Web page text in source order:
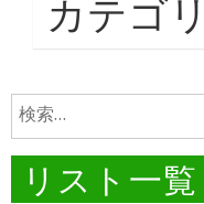
カテゴ
検
索:
リスト一覧